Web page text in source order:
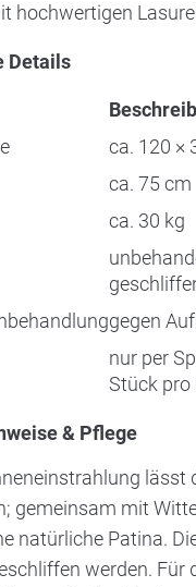
hochwertigen
Details
ca. 120 ×
ca. 75 cm
ca. 30 kg
gegen
nur per
Stück pro
& Pflege
lässt
gemeinsam mit
natürliche Patina.
werden. Für